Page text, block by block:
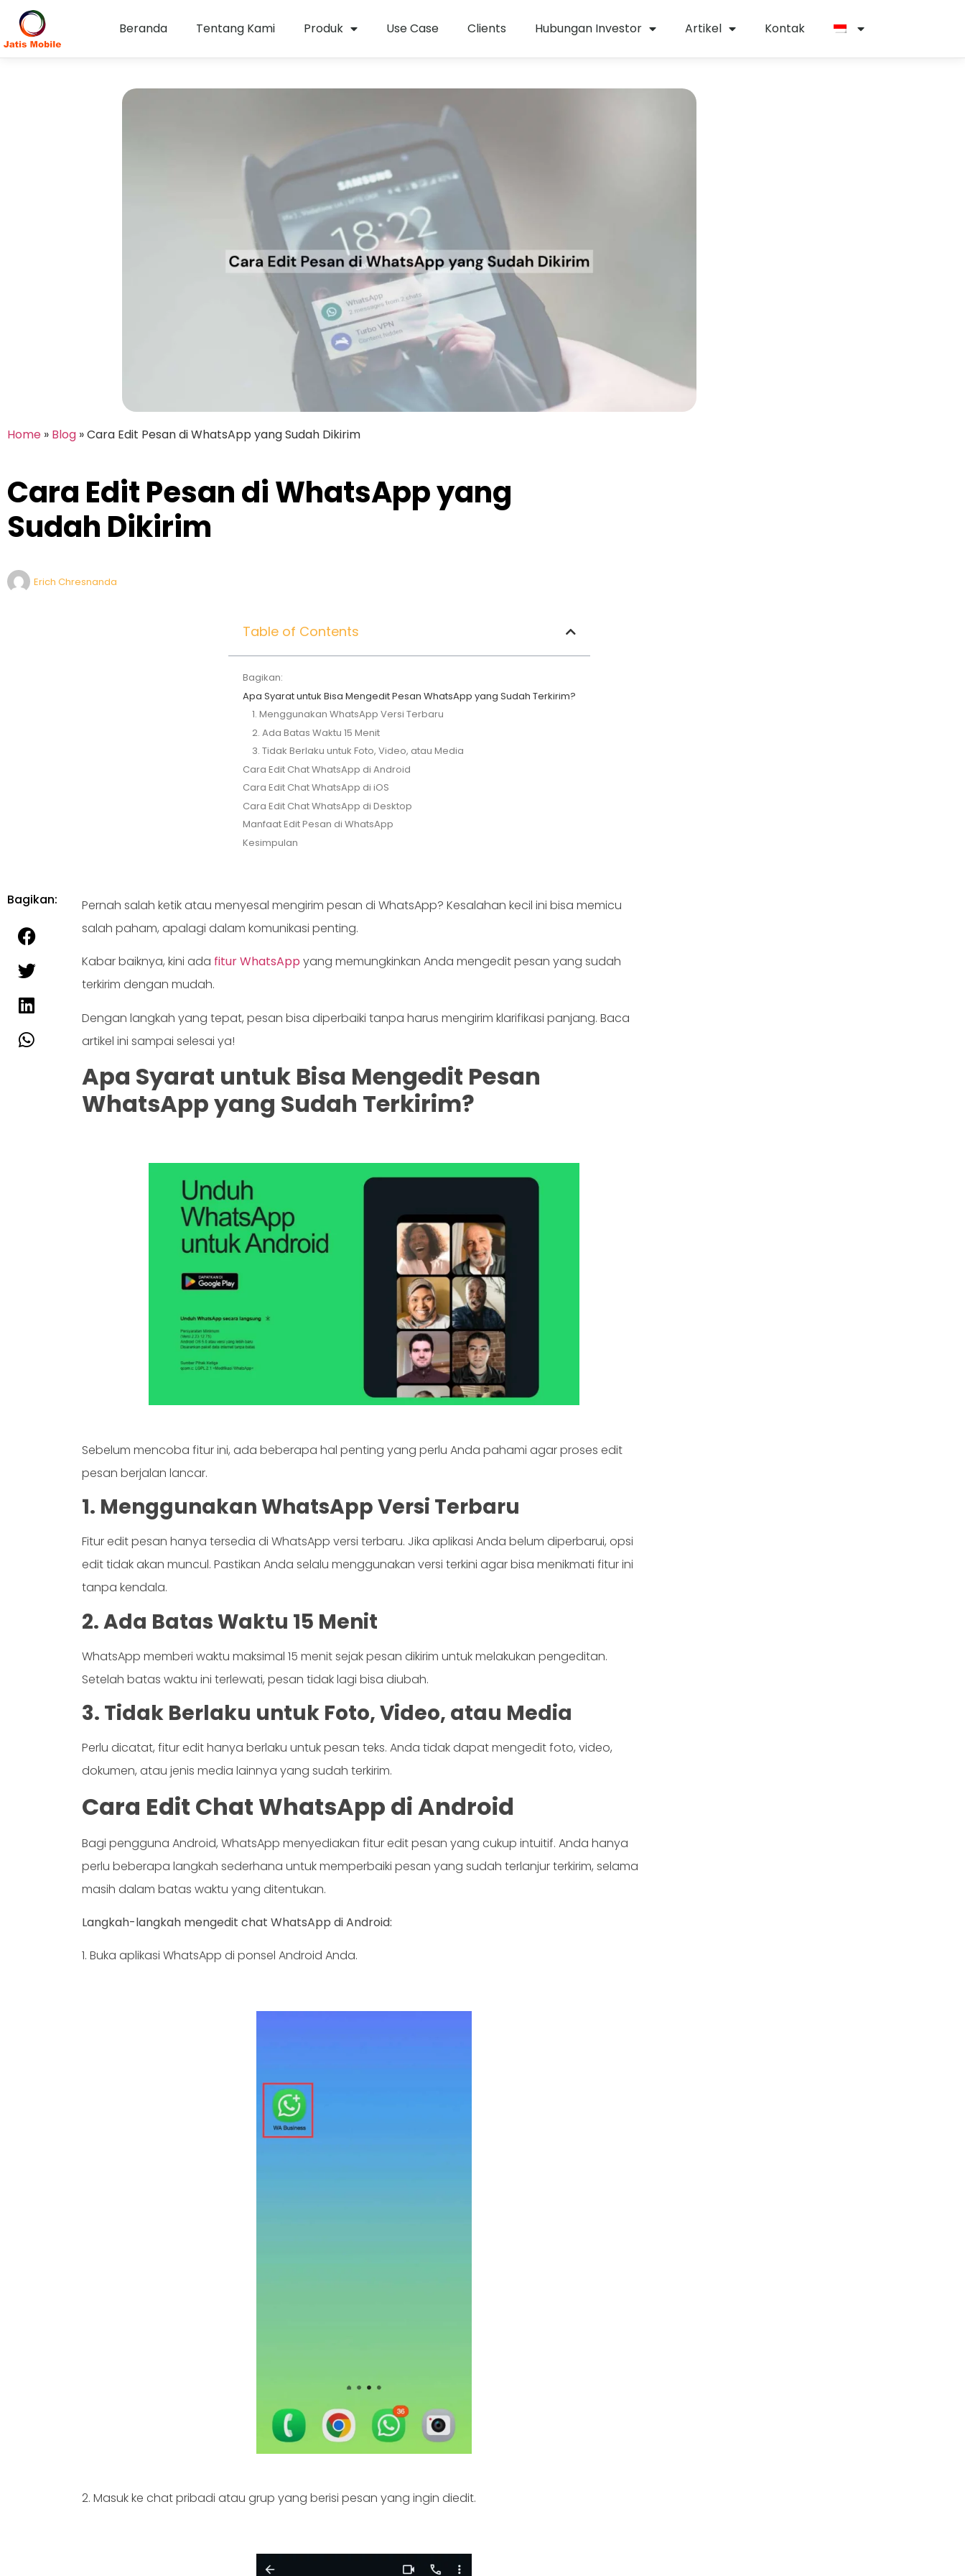
Beranda Tentang Kami Produk Use Case Clients Hubungan Investor Artikel Kontak
Home » Blog »Cara Edit Pesan di WhatsApp yang Sudah Dikirim
Cara Edit Pesan di WhatsApp yang
Sudah Dikirim
Erich Chresnanda
Table of Contents
Bagikan:
Apa Syarat untuk Bisa Mengedit Pesan WhatsApp yang Sudah Terkirim?
1. Menggunakan WhatsApp Versi Terbaru
2. Ada Batas Waktu 15 Menit
3. Tidak Berlaku untuk Foto, Video, atau Media
Cara Edit Chat WhatsApp di Android
Cara Edit Chat WhatsApp di iOS
Cara Edit Chat WhatsApp di Desktop
Manfaat Edit Pesan di WhatsApp
Kesimpulan
Bagikan:
Pernah salah ketik atau menyesal mengirim pesan di WhatsApp? Kesalahan kecil ini bisa memicu
salah paham, apalagi dalam komunikasi penting.
Kabar baiknya, kini ada fitur WhatsApp yang memungkinkan Anda mengedit pesan yang sudah
terkirim dengan mudah.
Dengan langkah yang tepat, pesan bisa diperbaiki tanpa harus mengirim klarifikasi panjang. Baca
artikel ini sampai selesai ya!
Apa Syarat untuk Bisa Mengedit Pesan
WhatsApp yang Sudah Terkirim?
Sebelum mencoba fitur ini, ada beberapa hal penting yang perlu Anda pahami agar proses edit
pesan berjalan lancar.
1. Menggunakan WhatsApp Versi Terbaru
Fitur edit pesan hanya tersedia di WhatsApp versi terbaru. Jika aplikasi Anda belum diperbarui, opsi
edit tidak akan muncul. Pastikan Anda selalu menggunakan versi terkini agar bisa menikmati fitur ini
tanpa kendala.
2. Ada Batas Waktu 15 Menit
WhatsApp memberi waktu maksimal 15 menit sejak pesan dikirim untuk melakukan pengeditan.
Setelah batas waktu ini terlewati, pesan tidak lagi bisa diubah.
3. Tidak Berlaku untuk Foto, Video, atau Media
Perlu dicatat, fitur edit hanya berlaku untuk pesan teks. Anda tidak dapat mengedit foto, video,
dokumen, atau jenis media lainnya yang sudah terkirim.
Cara Edit Chat WhatsApp di Android
Bagi pengguna Android, WhatsApp menyediakan fitur edit pesan yang cukup intuitif. Anda hanya
perlu beberapa langkah sederhana untuk memperbaiki pesan yang sudah terlanjur terkirim, selama
masih dalam batas waktu yang ditentukan.
Langkah-langkah mengedit chat WhatsApp di Android:
1. Buka aplikasi WhatsApp di ponsel Android Anda.
2. Masuk ke chat pribadi atau grup yang berisi pesan yang ingin diedit.